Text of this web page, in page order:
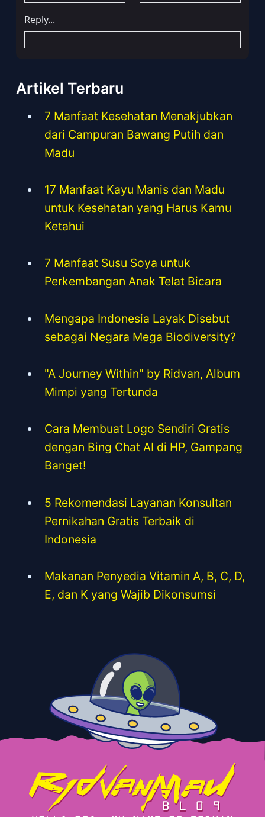
Artikel Terbaru
7 Manfaat Kesehatan Menakjubkan
dari Campuran Bawang Putih dan
Madu
17 Manfaat Kayu Manis dan Madu
untuk Kesehatan yang Harus Kamu
Ketahui
7 Manfaat Susu Soya untuk
Perkembangan Anak Telat Bicara
Mengapa Indonesia Layak Disebut
sebagai Negara Mega Biodiversity?
"A Journey Within" by Ridvan, Album
Mimpi yang Tertunda
Cara Membuat Logo Sendiri Gratis
dengan Bing Chat AI di HP, Gampang
Banget!
5 Rekomendasi Layanan Konsultan
Pernikahan Gratis Terbaik di
Indonesia
Makanan Penyedia Vitamin A, B, C, D,
E, dan K yang Wajib Dikonsumsi